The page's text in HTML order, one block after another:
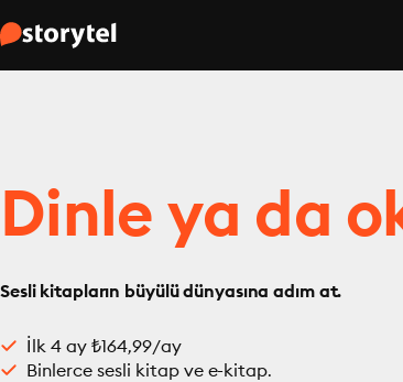
Dinle ya da
Sesli kitapların büyülü dünyasına adım at.
İlk 4 ay ₺164,99/ay
Binlerce sesli kitap ve e-kitap.